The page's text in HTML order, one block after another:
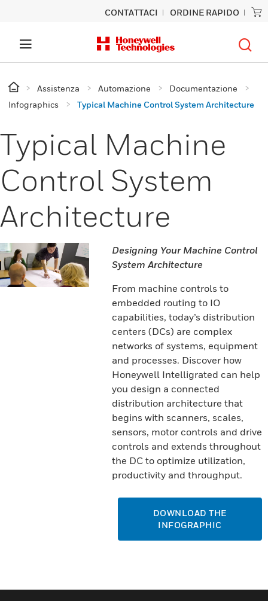
CONTATTACI ORDINE RAPIDO
Assistenza Automazione
Documentazione
Infographics
Typical Machine Control System Architecture
Typical Machine
Control System
Architecture
Designing Your Machine Control
System Architecture
From machine controls to
embedded routing to IO
capabilities, today’s distribution
centers (DCs) are complex
networks of systems, equipment
and processes. Discover how
Honeywell Intelligrated can help
you design a connected
distribution architecture that
begins with scanners, scales,
sensors, motor controls and drive
controls and extends throughout
the DC to optimize utilization,
productivity and throughput.
DOWNLOAD THE
INFOGRAPHIC